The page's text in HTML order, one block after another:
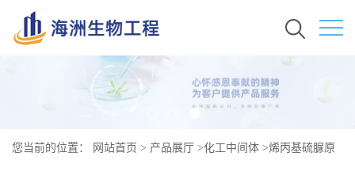
您当前的位置： 网站首页 > 产品展厅 >化工中间体 >烯丙基硫脲原